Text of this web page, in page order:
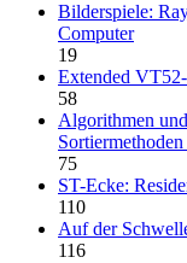
Bilderspiele:
Computer
19
Extended
58
Algorithmen
Sortiermethoden
75
ST-Ecke:
110
Auf der
116